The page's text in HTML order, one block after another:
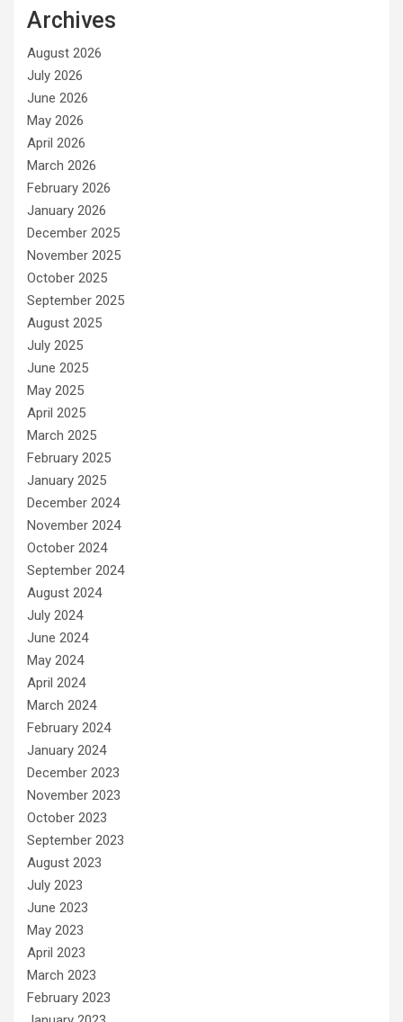
Archives
August 2026
July 2026
June 2026
May 2026
April 2026
March 2026
February 2026
January 2026
December 2025
November 2025
October 2025
September 2025
August 2025
July 2025
June 2025
May 2025
April 2025
March 2025
February 2025
January 2025
December 2024
November 2024
October 2024
September 2024
August 2024
July 2024
June 2024
May 2024
April 2024
March 2024
February 2024
January 2024
December 2023
November 2023
October 2023
September 2023
August 2023
July 2023
June 2023
May 2023
April 2023
March 2023
February 2023